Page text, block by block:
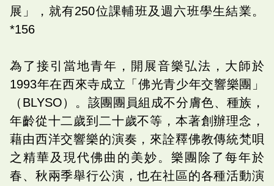
展」，就有250位課輔班及週六班學生結業。
*156
為了接引當地青年，開展音樂弘法，大師於
1993年在西來寺成立「佛光青少年交響樂團」
（BLYSO）。該團團員組成不分膚色、種族，
年齡從十二歲到二十歲不等，本著創辦理念，
藉由西洋交響樂的演奏，來詮釋佛教傳統梵唄
之精華及現代佛曲的美妙。樂團除了每年於
春、秋兩季舉行公演，也在社區的各種活動演